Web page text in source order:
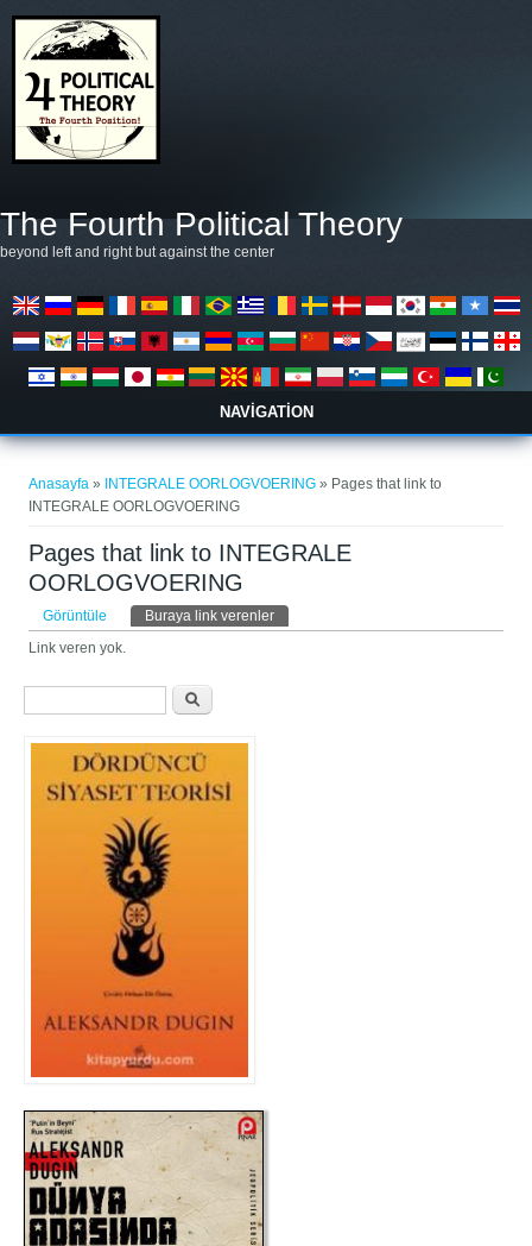
The Fourth Political Theory
beyond left and right but against the center
NAVIGATION
Anasayfa » INTEGRALE OORLOGVOERING » Pages that link to
INTEGRALE OORLOGVOERING
Pages that link to INTEGRALE
OORLOGVOERING
Birincil sekmeler
Görüntüle Buraya link verenler
Link veren yok.
Arama formu